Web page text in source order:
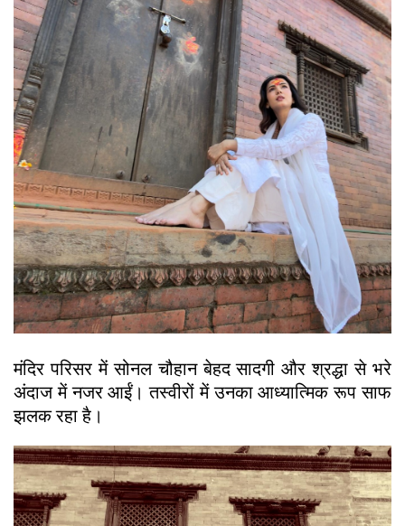
मंदिर परिसर में सोनल चौहान बेहद सादगी और श्रद्धा से भरे
अंदाज में नजर आईं। तस्वीरों में उनका आध्यात्मिक रूप साफ
झलक रहा है।